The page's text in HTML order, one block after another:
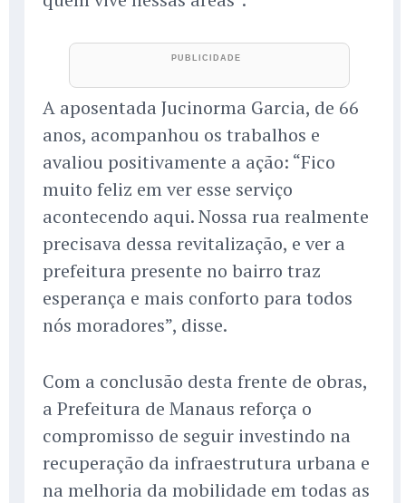
A aposentada Jucinorma Garcia, de 66
anos, acompanhou os trabalhos e
avaliou positivamente a ação: “Fico
muito feliz em ver esse serviço
acontecendo aqui. Nossa rua realmente
precisava dessa revitalização, e ver a
prefeitura presente no bairro traz
esperança e mais conforto para todos
nós moradores”, disse.
Com a conclusão desta frente de obras,
a Prefeitura de Manaus reforça o
compromisso de seguir investindo na
recuperação da infraestrutura urbana e
na melhoria da mobilidade em todas as